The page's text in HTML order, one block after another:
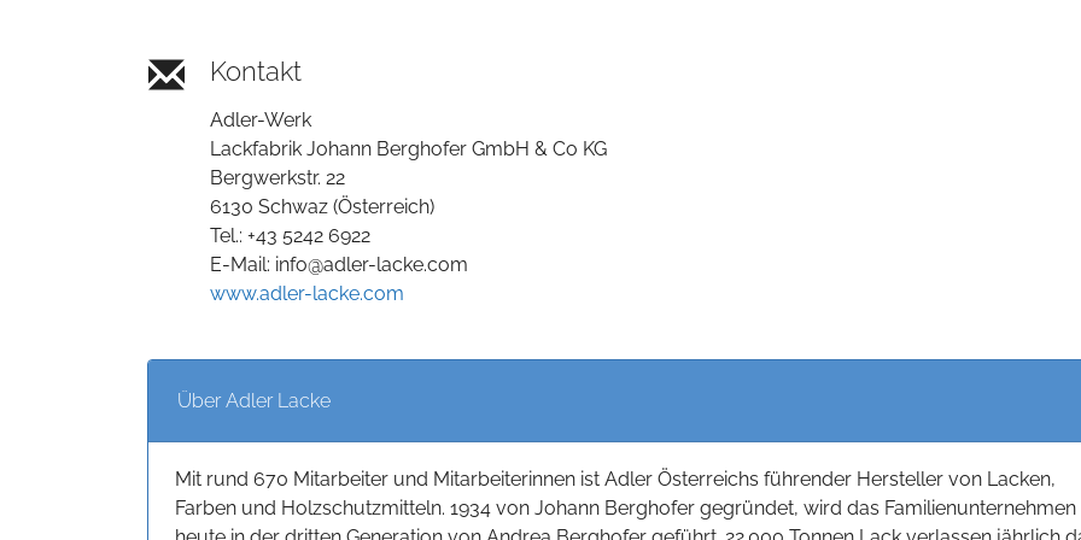
Kontakt
Adler-Werk
Lackfabrik Johann Berghofer GmbH & Co KG
Bergwerkstr. 22
6130 Schwaz (Österreich)
Tel.: +43 5242 6922
E-Mail: info@adler-lacke.com
www.adler-lacke.com
Über Adler Lacke
Mit rund 670 Mitarbeiter und Mitarbeiterinnen ist Adler Österreichs führender Hersteller von Lacken,
Farben und Holzschutzmitteln. 1934 von Johann Berghofer gegründet, wird das Familienunternehmen